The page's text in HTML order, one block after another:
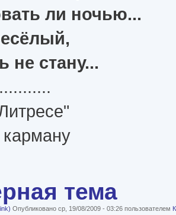
ли ночью...
не стану...
тема
Опубликовано ср, 19/08/2009 - 03:26 пользователем